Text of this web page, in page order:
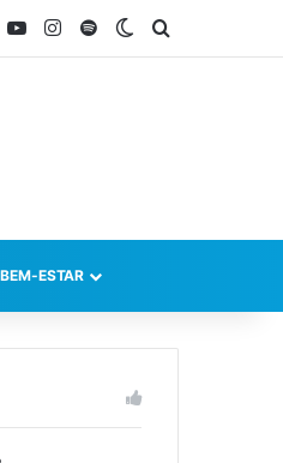
FacebookYouTubeInstagram
SpotifySwitch skin
BEM-ESTAR